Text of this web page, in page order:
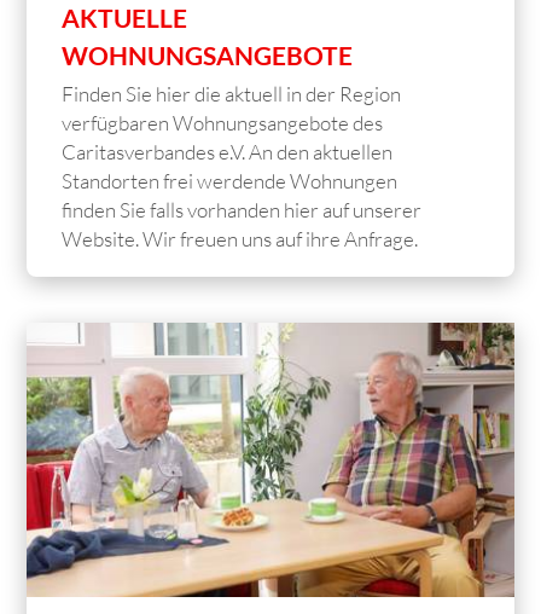
AKTUELLE
WOHNUNGSANGEBOTE
Finden Sie hier die aktuell in der Region
verfügbaren Wohnungsangebote des
Caritasverbandes e.V. An den aktuellen
Standorten frei werdende Wohnungen
finden Sie falls vorhanden hier auf unserer
Website. Wir freuen uns auf ihre Anfrage.